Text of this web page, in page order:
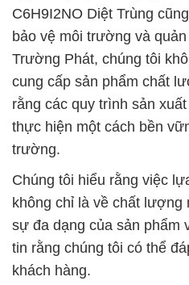
C6H9I2NO Diệt Trùng
bảo vệ môi trường và
Trường Phát, chúng tôi
cung cấp sản phẩm chất
rằng các quy trình sản
thực hiện một cách bền
trường.
Chúng tôi hiểu rằng việc
không chỉ là về chất lượng
sự đa dạng của sản phẩm
tin rằng chúng tôi có thể
khách hàng.